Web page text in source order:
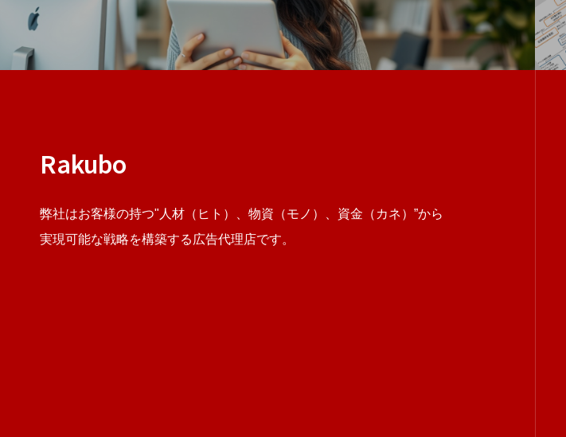
Rakubo
弊社はお客様の持つ"人材（ヒト）、物資（モノ）、資金（カネ）”から
実現可能な戦略を構築する広告代理店です。